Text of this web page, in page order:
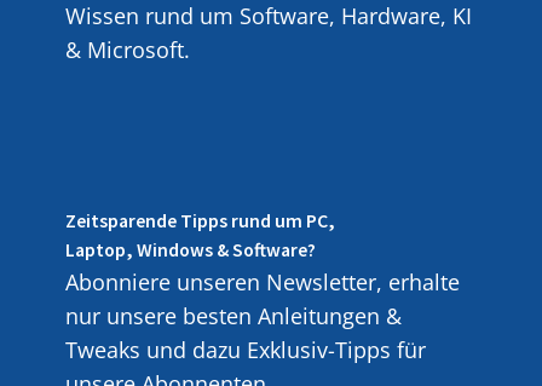
Wissen rund um Software, Hardware, KI
& Microsoft.
Zeitsparende Tipps rund um PC,
Laptop, Windows & Software?
Abonniere unseren Newsletter, erhalte
nur unsere besten Anleitungen &
Tweaks und dazu Exklusiv-Tipps für